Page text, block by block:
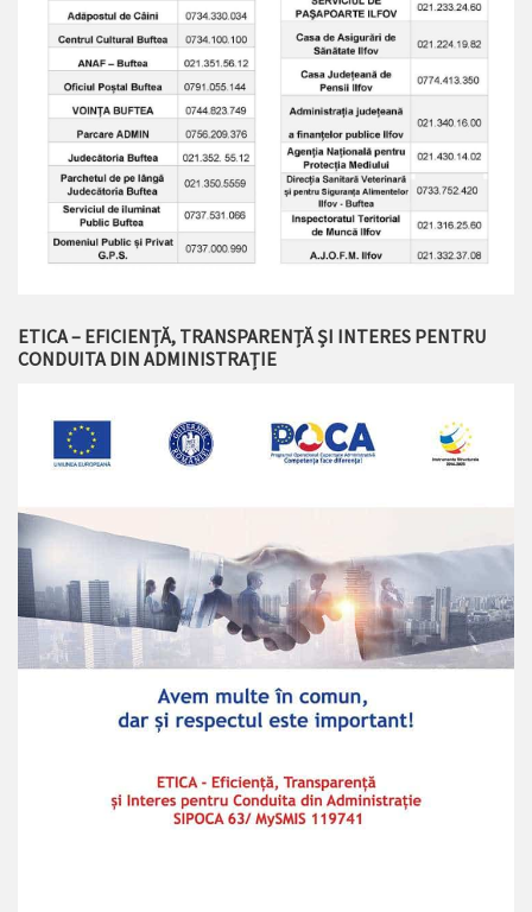
ETICA – EFICIENȚĂ, TRANSPARENȚĂ ȘI INTERES PENTRU
CONDUITA DIN ADMINISTRAȚIE